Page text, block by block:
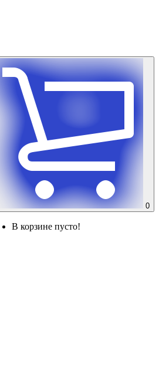
0
В корзине пусто!